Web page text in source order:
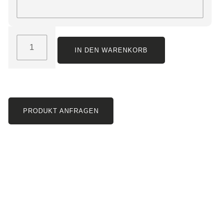
IN DEN WARENKORB
PRODUKT ANFRAGEN